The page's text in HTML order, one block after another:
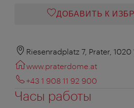
ДОБАВИТЬ К
Riesenradplatz 7, Prater, 1020
www.praterdome.at
+43 1 908 11 92 900
Часы работы